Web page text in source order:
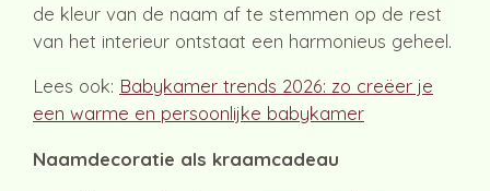
de kleur van de naam af te stemmen op de rest
van het interieur ontstaat een harmonieus geheel.
Lees ook: Babykamer trends 2026: zo creëer je
een warme en persoonlijke babykamer
Naamdecoratie als kraamcadeau